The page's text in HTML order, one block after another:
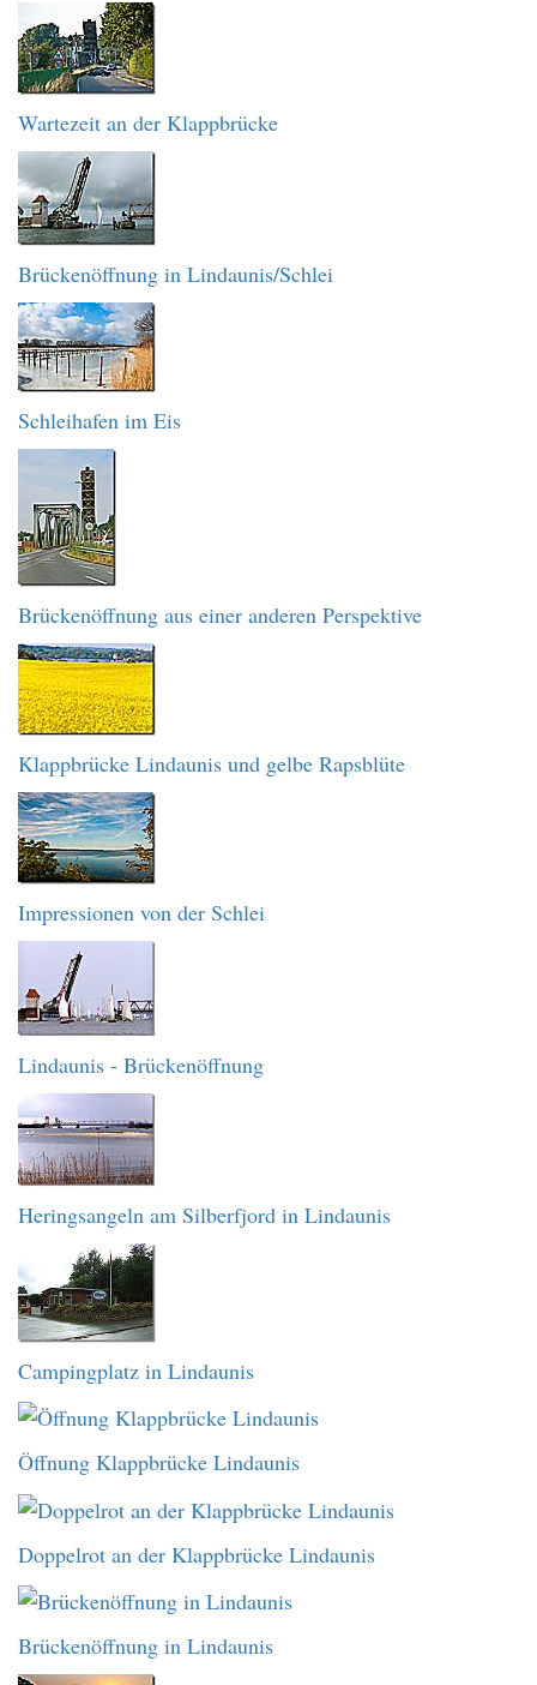
Wartezeit an der Klappbrücke
Brückenöffnung in Lindaunis/Schlei
Schleihafen im Eis
Brückenöffnung aus einer anderen Perspektive
Klappbrücke Lindaunis und gelbe Rapsblüte
Impressionen von der Schlei
Lindaunis - Brückenöffnung
Heringsangeln am Silberfjord in Lindaunis
Campingplatz in Lindaunis
Öffnung Klappbrücke Lindaunis
Doppelrot an der Klappbrücke Lindaunis
Brückenöffnung in Lindaunis